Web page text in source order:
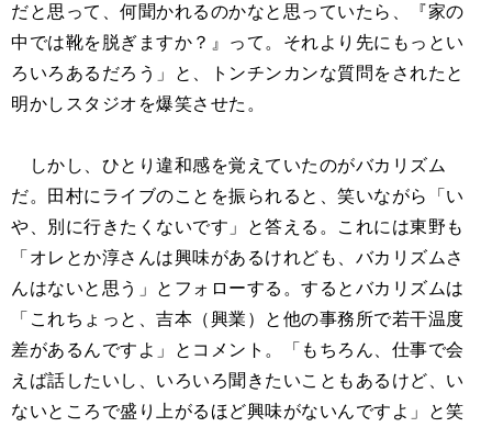
だと思って、何聞かれるのかなと思っていたら、『家の
中では靴を脱ぎますか？』って。それより先にもっとい
ろいろあるだろう」と、トンチンカンな質問をされたと
明かしスタジオを爆笑させた。
しかし、ひとり違和感を覚えていたのがバカリズム
だ。田村にライブのことを振られると、笑いながら「い
や、別に行きたくないです」と答える。これには東野も
「オレとか淳さんは興味があるけれども、バカリズムさ
んはないと思う」とフォローする。するとバカリズムは
「これちょっと、吉本（興業）と他の事務所で若干温度
差があるんですよ」とコメント。「もちろん、仕事で会
えば話したいし、いろいろ聞きたいこともあるけど、い
ないところで盛り上がるほど興味がないんですよ」と笑